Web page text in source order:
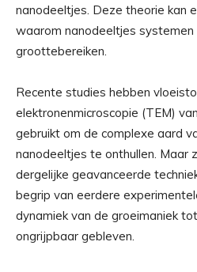
nanodeeltjes. Deze theorie kan
waarom nanodeeltjes systemen
groottebereiken.
Recente studies hebben
elektronenmicroscopie (TEM)
gebruikt om de complexe aard
nanodeeltjes te onthullen. Maar
dergelijke geavanceerde
begrip van eerdere
dynamiek van de groeimaniek
ongrijpbaar gebleven.